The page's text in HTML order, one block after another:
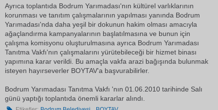
Ayrıca toplantıda Bodrum Yarımadası'nın kültürel varlıklarının
korunması ve tanıtım çalışmalarının yapılması yanında Bodrum
Yarımadası'nda daha yeşil bir dokunun hakim olması amacıyla
ağaçlandırma kampanyalarının başlatılmasına ve bunun için
çalışma komisyonu oluşturulmasına ayrıca Bodrum Yarımadası
Tanıtma Vakfı'nın çalışmalarını yürütebileceği bir hizmet binası
yapımına karar verildi. Bu amaçla vakfa arazi bağışında bulunmak
isteyen hayırseverler BOYTAV'a başvurabilirler.
Bodrum Yarımadası Tanıtma Vakfı 'nın 01.06.2010 tarihinde Salı
günü yaptığı toplantıda önemli kararlar alındı.